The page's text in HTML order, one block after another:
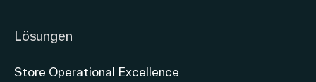
Lösungen
Store Operational Excellence